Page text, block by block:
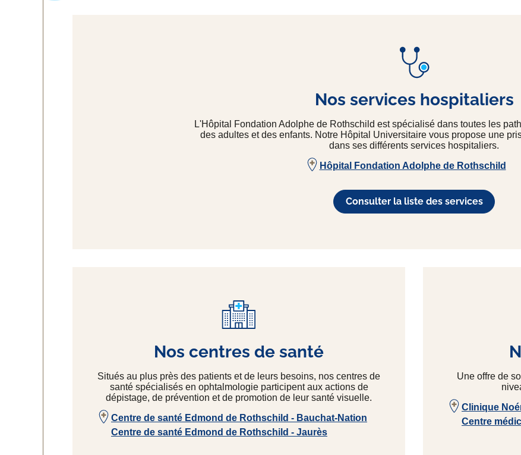
Nos services hospitaliers
L'Hôpital Fondation Adolphe de Rothschild est spécialisé dans toutes les
des adultes et des enfants. Notre Hôpital Universitaire vous propose une
dans ses différents services hospitaliers.
Hôpital Fondation Adolphe de Rothschild
Consulter la liste des services
Nos centres de santé
Situés au plus près des patients et de leurs besoins, nos centres de
santé spécialisés en ophtalmologie participent aux actions de
dépistage, de prévention et de promotion de leur santé visuelle.
Centre de santé Edmond de Rothschild - Bauchat-Nation
Centre de santé Edmond de Rothschild - Jaurès
Une offre de
Clinique
Centre